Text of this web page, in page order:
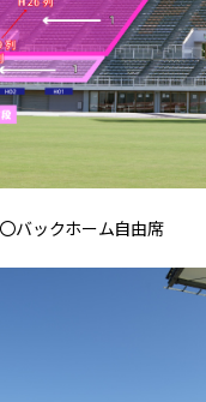
〇バックホーム自由席